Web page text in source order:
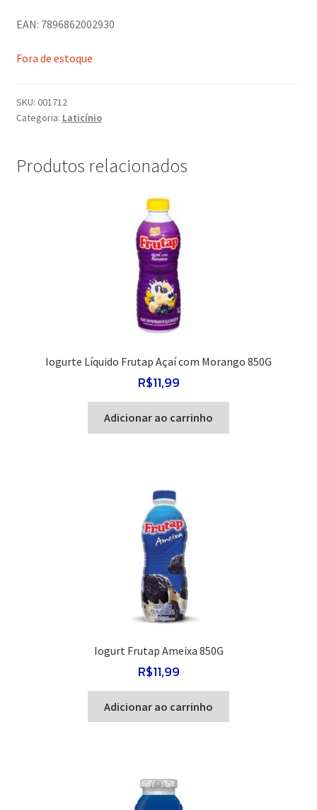
EAN: 7896862002930
Fora de estoque
SKU: 001712
Categoria: Laticínio
Produtos relacionados
Iogurte Líquido Frutap Açaí com Morango 850G
R$11,99
Adicionar ao carrinho
Iogurt Frutap Ameixa 850G
R$11,99
Adicionar ao carrinho